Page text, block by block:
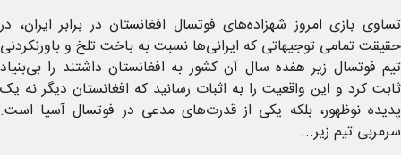
تساوی بازی امروز شهزاده‌های فوتسال افغانستان در برابر ایران، در
حقیقت تمامی توجیهاتی که ایرانی‌ها نسبت به باخت تلخ و باورنکردنی
تیم فوتسال زیر هفده سال آن کشور به افغانستان داشتند را بی‌بنیاد
ثابت کرد و این واقعیت را به اثبات رسانید که افغانستان دیگر نه یک
پدیده نوظهور، بلکه یکی از قدرت‌های مدعی در فوتسال آسیا است.
سرمربی تیم زیر...